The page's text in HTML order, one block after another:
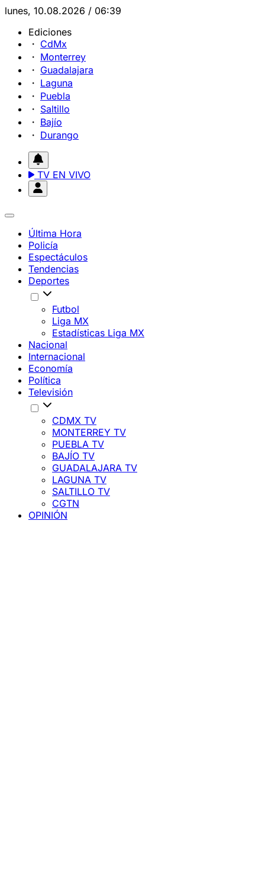
lunes, 10.08.2026 / 06:39
Ediciones
CdMx
Monterrey
Guadalajara
Laguna
Puebla
Saltillo
Bajío
Durango
TV EN VIVO
Última Hora
Policía
Espectáculos
Tendencias
Deportes
Futbol
Liga MX
Estadísticas Liga MX
Nacional
Internacional
Economía
Política
Televisión
CDMX TV
MONTERREY TV
PUEBLA TV
BAJÍO TV
GUADALAJARA TV
LAGUNA TV
SALTILLO TV
CGTN
OPINIÓN